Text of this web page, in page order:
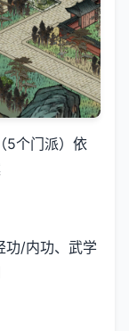
5个门派）依
功/内功、武学